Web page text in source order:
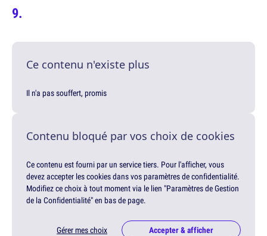
Ce contenu n'existe plus
Il n'a pas souffert, promis
Contenu bloqué par vos choix de cookies
Ce contenu est fourni par un service tiers. Pour l'afficher, vous
devez accepter les cookies dans vos paramètres de confidentialité.
Modifiez ce choix à tout moment via le lien "Paramètres de Gestion
de la Confidentialité" en bas de page.
Gérer mes choix Accepter & afficher